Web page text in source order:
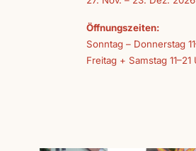
Öffnungszeiten:
Sonntag – Donnerstag
Freitag + Samstag 11–21